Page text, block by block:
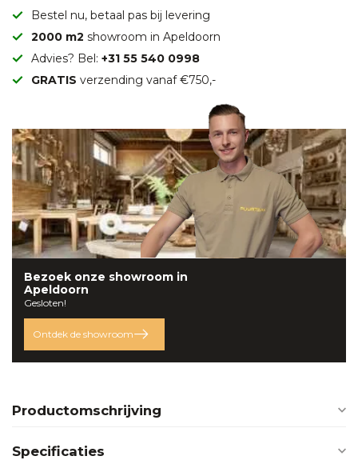
Bestel nu, betaal pas bij levering
2000 m2 showroom in Apeldoorn
Advies? Bel: +31 55 540 0998
GRATIS verzending vanaf €750,-
Bezoek onze showroom in
Apeldoorn
Gesloten!
Ontdek de showroom
Productomschrijving
Specificaties